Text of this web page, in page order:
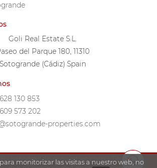
Goli Real Estate S.L.
del Parque 180, 11310
Sotogrande (Cádiz) Spain
130 853
573 202
properties.com
· sotogrande-properties.com |
Términos
monitorizar las visitas a nuestro web, no